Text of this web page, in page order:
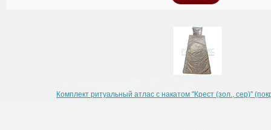
Комплект ритуальный атлас с накатом "Крест (зол., сер)"